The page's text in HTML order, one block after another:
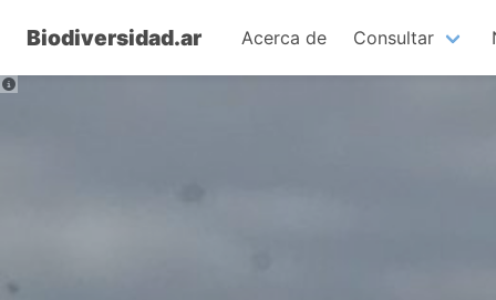
Biodiversidad.ar Acerca de Consultar